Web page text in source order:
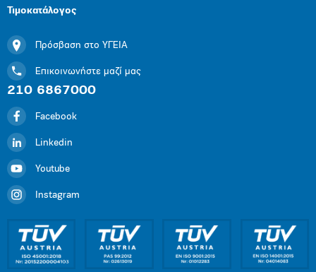
Τιμοκατάλογος
Πρόσβαση στο ΥΓΕΙΑ
Επικοινωνήστε μαζί μας
210 6867000
Facebook
Linkedin
Youtube
Instagram